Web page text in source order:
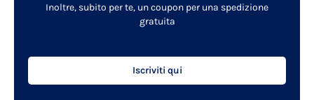
Inoltre, subito per te, un coupon per una spedizione
gratuita
Iscriviti qui